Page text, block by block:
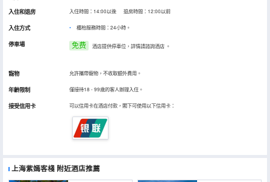
入住和退房 入住時間：14:00以後 退房時間：12:00以前
入住方式 櫃枱服務時間：24小時。
停車場 免费 酒店提供停車位，詳情請諮詢酒店 。
寵物 允許攜帶寵物，不收取額外費用。
年齡限制 僅接待18 - 99歲的客人辦理入住。
接受信用卡 可以信用卡在酒店付款，閣下可使用以下信用卡：
上海紫嫣客棧 附近酒店推薦